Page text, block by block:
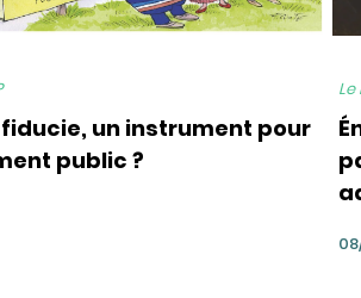
un instrument pour
public ?
Le